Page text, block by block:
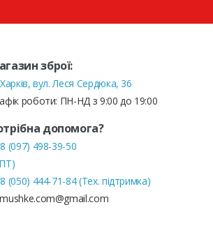
зброї:
вул. Леся Сердюка, 36
роботи: ПН-НД з 9:00 до 19:00
допомога?
(097) 498-39-50
(050) 444-71-84 (Тех. підтримка)